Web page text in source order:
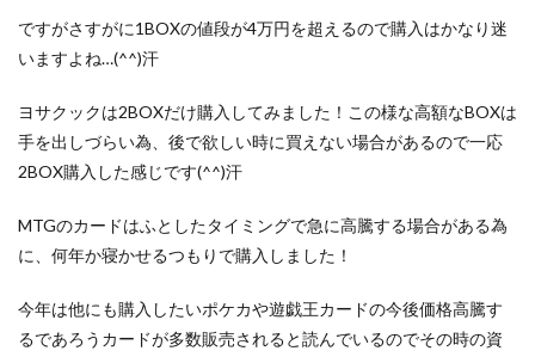
ですがさすがに1BOXの値段が4万円を超えるので購入はかなり迷
いますよね…(^^)汗
ヨサクックは2BOXだけ購入してみました！この様な高額なBOXは
手を出しづらい為、後で欲しい時に買えない場合があるので一応
2BOX購入した感じです(^^)汗
MTGのカードはふとしたタイミングで急に高騰する場合がある為
に、何年か寝かせるつもりで購入しました！
今年は他にも購入したいポケカや遊戯王カードの今後価格高騰す
るであろうカードが多数販売されると読んでいるのでその時の資